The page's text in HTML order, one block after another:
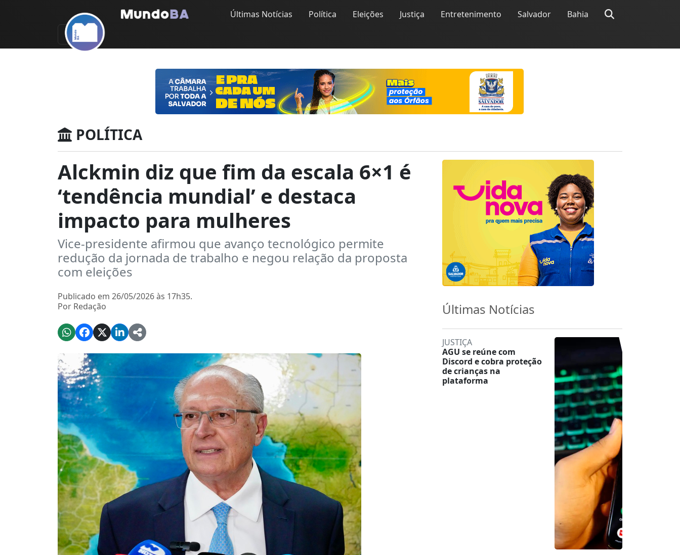
Últimas Notícias Política Eleições Justiça Entretenimento Salvador Bahia
POLÍTICA
Alckmin diz que fim da escala 6×1 é
‘tendência mundial’ e destaca
impacto para mulheres
Vice-presidente afirmou que avanço tecnológico permite
redução da jornada de trabalho e negou relação da proposta
com eleições
Publicado em 26/05/2026 às 17h35.
Por Redação
Últimas Notícias
JUSTIÇA
AGU se reúne com
Discord e cobra proteção
de crianças na
plataforma